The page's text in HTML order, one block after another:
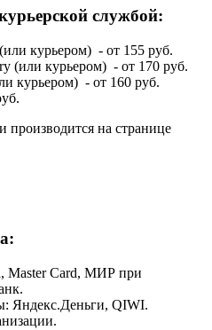
службой:
курьером) - от 155 руб.
(или курьером) - от 170 руб.
курьером) - от 160 руб.
производится на странице
Master Card, МИР при
Яндекс.Деньги, QIWI.